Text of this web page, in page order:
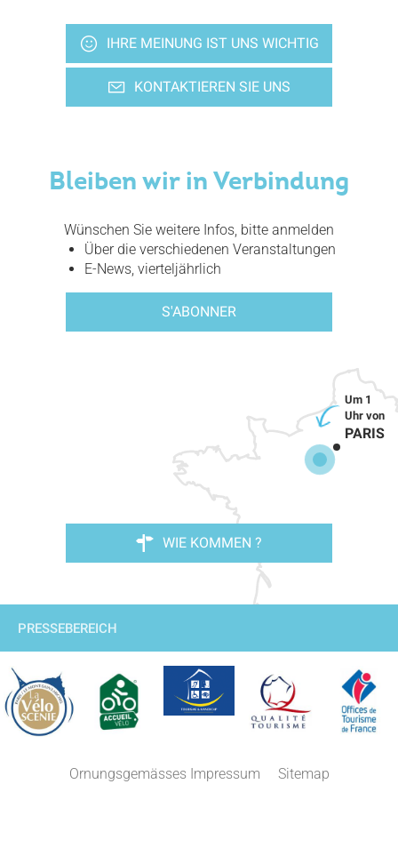
IHRE MEINUNG IST UNS WICHTIG
KONTAKTIEREN SIE UNS
Bleiben wir in Verbindung
Wünschen Sie weitere Infos, bitte anmelden
Über die verschiedenen Veranstaltungen
E-News, vierteljährlich
S'ABONNER
PARIS
WIE KOMMEN ?
PRESSEBEREICH
Ornungsgemässes Impressum Sitemap